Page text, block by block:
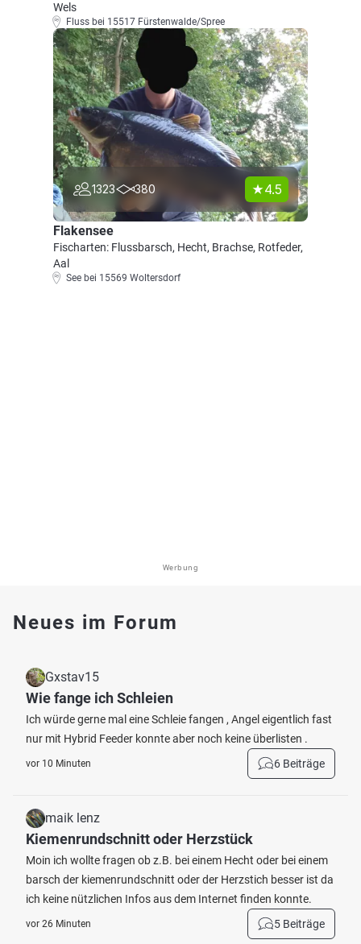
Wels
Fluss bei 15517 Fürstenwalde/Spree
1323 380 4.5
Flakensee
Fischarten: Flussbarsch, Hecht, Brachse, Rotfeder,
Aal
See bei 15569 Woltersdorf
Werbung
Neues im Forum
Gxstav15
Wie fange ich Schleien
Ich würde gerne mal eine Schleie fangen , Angel eigentlich fast
nur mit Hybrid Feeder konnte aber noch keine überlisten .
vor 10 Minuten 6 Beiträge
maik lenz
Kiemenrundschnitt oder Herzstück
Moin ich wollte fragen ob z.B. bei einem Hecht oder bei einem
barsch der kiemenrundschnitt oder der Herzstich besser ist da
ich keine nützlichen Infos aus dem Internet finden konnte.
vor 26 Minuten 5 Beiträge